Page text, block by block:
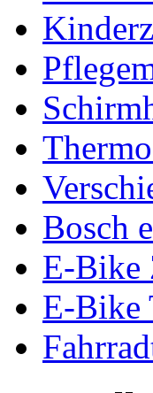
Bosch
E-Bike
E-Bike